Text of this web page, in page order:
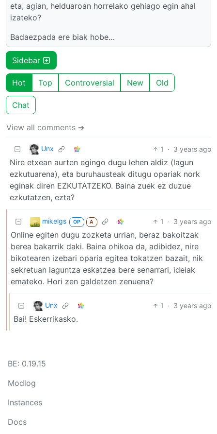
eta, agian, helduaroan horrelako gehiago egin ahal
izateko?
Badaezpada ere biak hobe…
Sidebar
Hot Top Controversial New Old
Chat
View all comments ➔
Unx 1 · 3 years ago
Nire etxean aurten egingo dugu lehen aldiz (lagun
ezkutuarena), eta buruhausteak ditugu opariak nork
eginak diren EZKUTATZEKO. Baina zuek ez duzue
ezkutatzen, ezta?
mikelgs OP A 1 · 3 years ago
Online egiten dugu zozketa urrian, beraz bakoitzak
berea bakarrik daki. Baina ohikoa da, adibidez, nire
bikotearen izebari oparia egitea tokatzen bazait, nik
sekretuan laguntza eskatzea bere senarrari, ideiak
emateko. Hori zen galdetzen zenuena?
Unx 1 · 3 years ago
Bai! Eskerrikasko.
BE: 0.19.15
Modlog
Instances
Docs